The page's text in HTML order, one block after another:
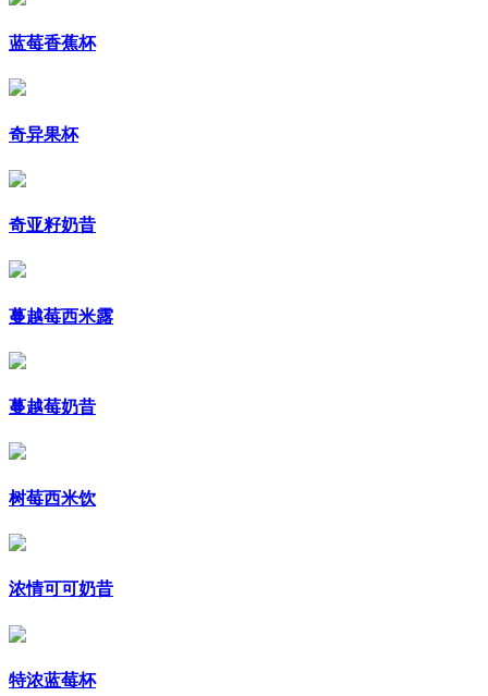
蓝莓香蕉杯
奇异果杯
奇亚籽奶昔
蔓越莓西米露
蔓越莓奶昔
树莓西米饮
浓情可可奶昔
特浓蓝莓杯